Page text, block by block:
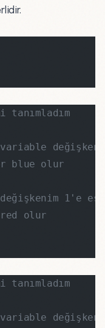
blue olur
1'e
olur